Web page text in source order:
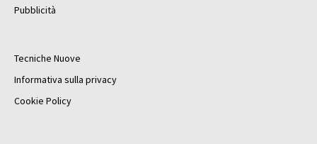
Pubblicità
Tecniche Nuove
Informativa sulla privacy
Cookie Policy